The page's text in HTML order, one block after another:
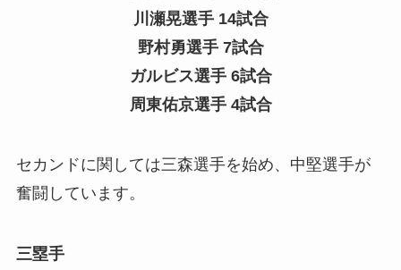
川瀬晃選手 14試合
野村勇選手 7試合
ガルビス選手 6試合
周東佑京選手 4試合
セカンドに関しては三森選手を始め、中堅選手が
奮闘しています。
三塁手